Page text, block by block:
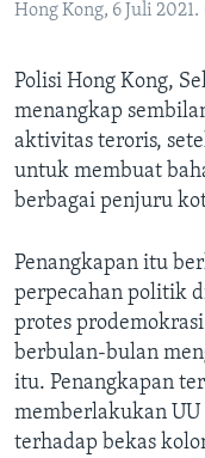
Hong Kong, 6 Juli
Polisi Hong Kong,
menangkap
aktivitas teroris,
untuk membuat
berbagai penjuru
Penangkapan itu
perpecahan politik
protes
berbulan-bulan
itu. Penangkapan
memberlakukan UU
terhadap bekas